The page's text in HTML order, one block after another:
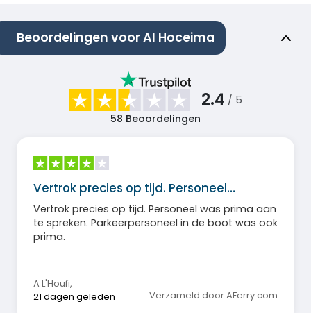
Beoordelingen voor Al Hoceima
2.4 / 5
58 Beoordelingen
Vertrok precies op tijd. Personeel…
Vertrok precies op tijd. Personeel was prima aan
te spreken. Parkeerpersoneel in de boot was ook
prima.
A L'Houfi,
21 dagen geleden
Verzameld door AFerry.com